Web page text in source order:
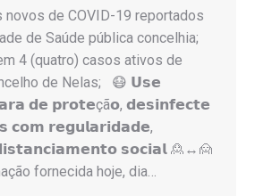
de COVID-19 reportados
de Saúde pública concelhia;
4 (quatro) casos ativos de
de Nelas; 😷 𝗨𝘀𝗲
𝗱𝗲 𝗽𝗿𝗼𝘁𝗲çã𝗼, 𝗱𝗲𝘀𝗶𝗻𝗳𝗲𝗰𝘁𝗲
𝗰𝗼𝗺 𝗿𝗲𝗴𝘂𝗹𝗮𝗿𝗶𝗱𝗮𝗱𝗲,
𝘀𝗼𝗰𝗶𝗮𝗹 🙎↔️🙍
fornecida hoje, dia…